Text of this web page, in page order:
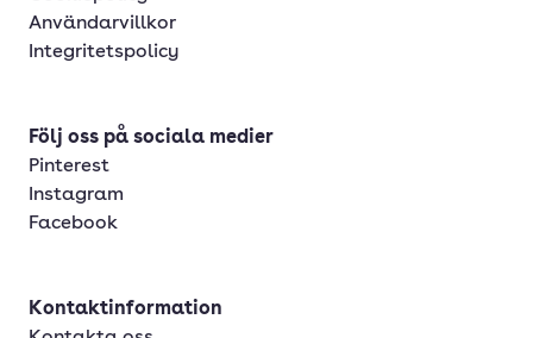
Användarvillkor
Integritetspolicy
Följ oss på sociala medier
Pinterest
Instagram
Facebook
Kontaktinformation